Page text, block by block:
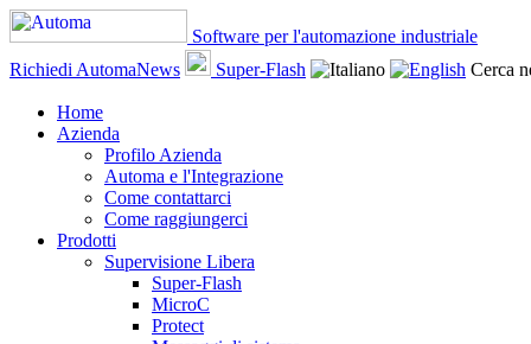
Software per l'automazione industriale
Richiedi AutomaNews
Super-Flash Cerca
Home
Azienda
Profilo Azienda
Automa e l'Integrazione
Come contattarci
Come raggiungerci
Prodotti
Supervisione Libera
Super-Flash
MicroC
Protect